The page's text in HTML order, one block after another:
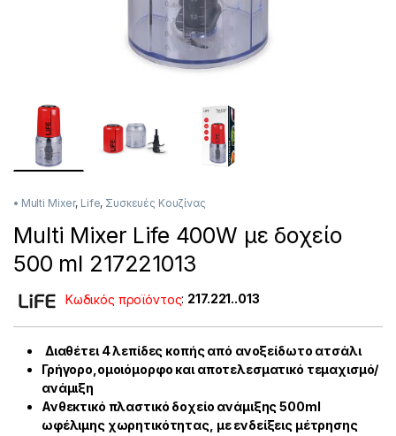
• Multi Mixer, Life, Συσκευές Κουζίνας
Multi Mixer Life 400W με δοχείο
500 ml 217221013
Κωδικός προϊόντος: 217.221..013
Διαθέτει 4 λεπίδες κοπής από ανοξείδωτο ατσάλι
Γρήγορο,ομοιόμορφο και αποτελεσματικό τεμαχισμό/
ανάμιξη
Ανθεκτικό πλαστικό δοχείο ανάμιξης 500ml
ωφέλιμης χωρητικότητας, με ενδείξεις μέτρησης